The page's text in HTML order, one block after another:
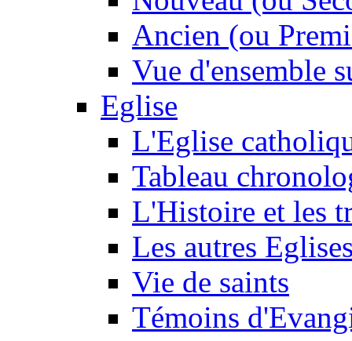
Ancien (ou
Vue d'ensemble
Eglise
L'Eglise
Tableau
L'Histoire et les
Les autres
Vie de saints
Témoins